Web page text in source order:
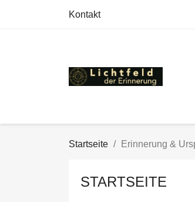
Kontakt
Startseite Erinnerung &
STARTSEITE